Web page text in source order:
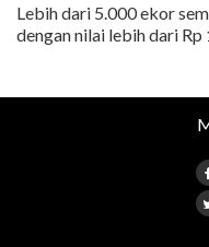
Lebih dari 5.000 ekor
dengan nilai lebih dari Rp